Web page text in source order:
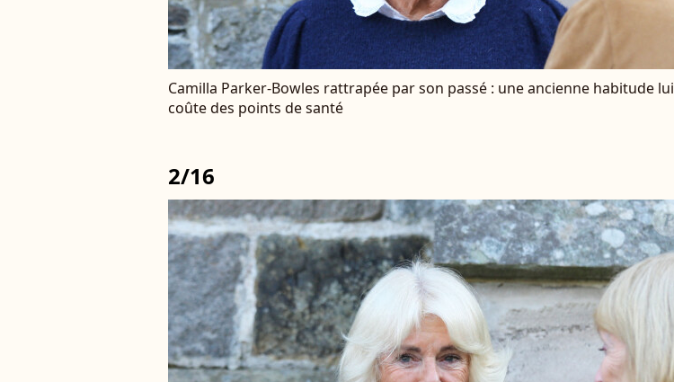
Camilla Parker-Bowles rattrapée par son passé : une ancienne habitude lui
coûte des points de santé
2/16